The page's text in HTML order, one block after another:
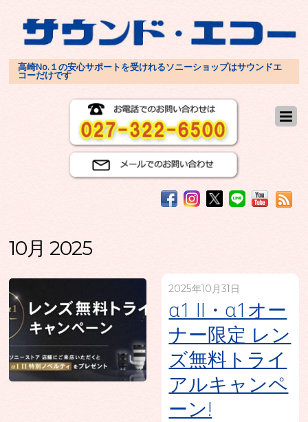
高崎No.１の安心サポートを受けれるソニーショップはサウンドエ
コーだけです
10月 2025
2025年10月31日
α1 II・α1オー
ナー限定 レン
ズ無料トライ
アルキャンペ
ーン!